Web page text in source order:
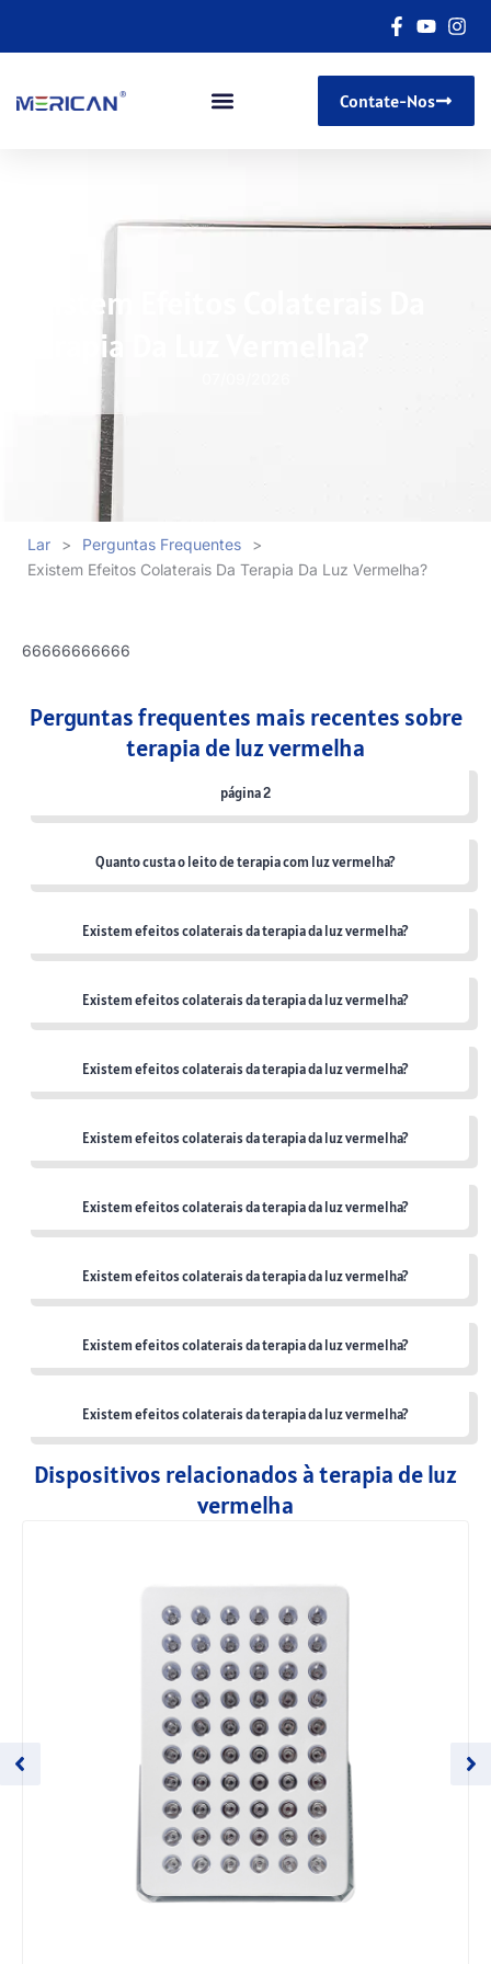
Contate-Nos
Existem Efeitos Colaterais Da
Terapia Da Luz Vermelha?
Lar > Perguntas Frequentes
>
Existem Efeitos Colaterais Da Terapia Da Luz Vermelha?
66666666666
Perguntas frequentes mais recentes sobre
terapia de luz vermelha
página 2
Quanto custa o leito de terapia com luz vermelha?
Existem efeitos colaterais da terapia da luz vermelha?
Existem efeitos colaterais da terapia da luz vermelha?
Existem efeitos colaterais da terapia da luz vermelha?
Existem efeitos colaterais da terapia da luz vermelha?
Existem efeitos colaterais da terapia da luz vermelha?
Existem efeitos colaterais da terapia da luz vermelha?
Existem efeitos colaterais da terapia da luz vermelha?
Existem efeitos colaterais da terapia da luz vermelha?
Dispositivos relacionados à terapia de luz
vermelha